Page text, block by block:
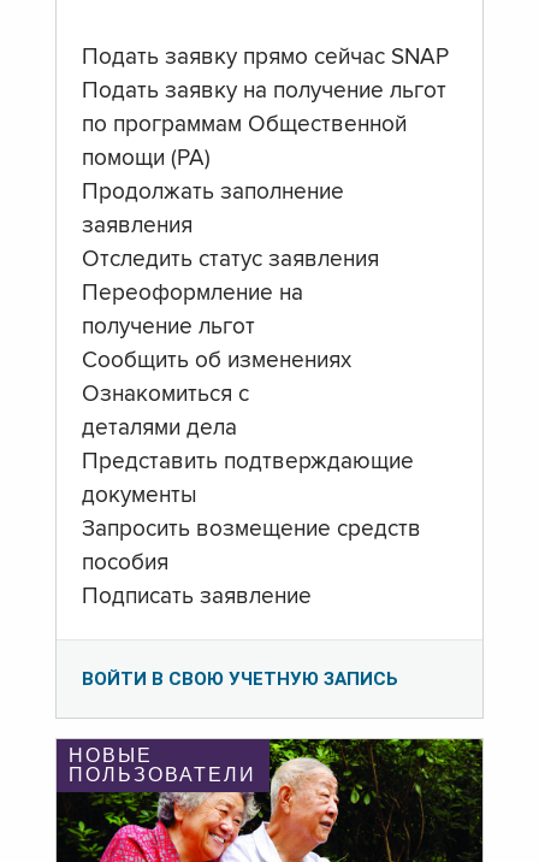
Подать заявку прямо сейчас SNAP
Подать заявку на получение льгот
по программам Общественной
помощи (PA)
Продолжать заполнение
заявления
Отследить статус заявления
Переоформление на
получение льгот
Сообщить об изменениях
Ознакомиться с
деталями дела
Представить подтверждающие
документы
Запросить возмещение средств
пособия
Подписать заявление
ВОЙТИ В СВОЮ УЧЕТНУЮ ЗАПИСЬ
НОВЫЕ
ПОЛЬЗОВАТЕЛИ